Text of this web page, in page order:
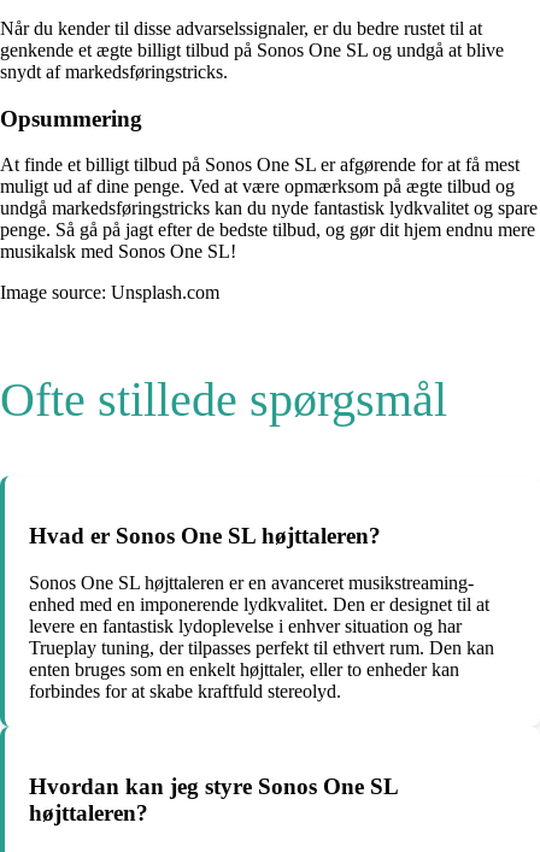
Når du kender til disse advarselssignaler, er du bedre rustet til at
genkende et ægte billigt tilbud på Sonos One SL og undgå at blive
snydt af markedsføringstricks.
Opsummering
At finde et billigt tilbud på Sonos One SL er afgørende for at få mest
muligt ud af dine penge. Ved at være opmærksom på ægte tilbud og
undgå markedsføringstricks kan du nyde fantastisk lydkvalitet og spare
penge. Så gå på jagt efter de bedste tilbud, og gør dit hjem endnu mere
musikalsk med Sonos One SL!
Image source: Unsplash.com
Ofte stillede spørgsmål
Hvad er Sonos One SL højttaleren?
Sonos One SL højttaleren er en avanceret musikstreaming-
enhed med en imponerende lydkvalitet. Den er designet til at
levere en fantastisk lydoplevelse i enhver situation og har
Trueplay tuning, der tilpasses perfekt til ethvert rum. Den kan
enten bruges som en enkelt højttaler, eller to enheder kan
forbindes for at skabe kraftfuld stereolyd.
Hvordan kan jeg styre Sonos One SL
højttaleren?